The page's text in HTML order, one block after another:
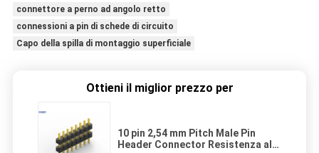
connettore a perno ad angolo retto
connessioni a pin di schede di circuito
Capo della spilla di montaggio superficiale
Ottieni il miglior prezzo per
10 pin 2,54 mm Pitch Male Pin
Header Connector Resistenza al